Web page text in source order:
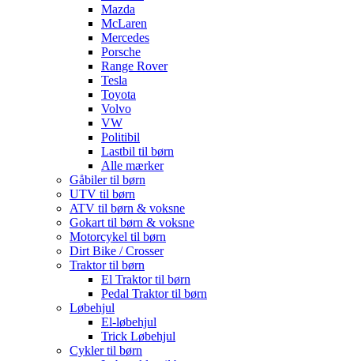
Mazda
McLaren
Mercedes
Porsche
Range Rover
Tesla
Toyota
Volvo
VW
Politibil
Lastbil til børn
Alle mærker
Gåbiler til børn
UTV til børn
ATV til børn & voksne
Gokart til børn & voksne
Motorcykel til børn
Dirt Bike / Crosser
Traktor til børn
El Traktor til børn
Pedal Traktor til børn
Løbehjul
El-løbehjul
Trick Løbehjul
Cykler til børn